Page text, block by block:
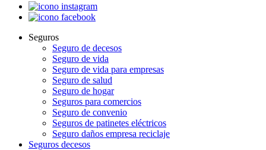
Seguros
Seguro de decesos
Seguro de vida
Seguro de vida para empresas
Seguro de salud
Seguro de hogar
Seguros para comercios
Seguro de convenio
Seguros de patinetes eléctricos
Seguro daños empresa reciclaje
Seguros decesos